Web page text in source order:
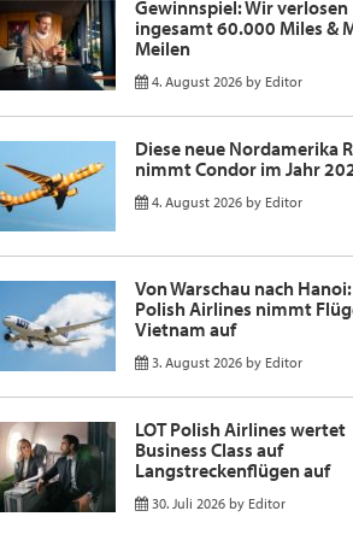
Gewinnspiel: Wir verlosen
ingesamt 60.000 Miles &
Meilen
4. August 2026 by Editor
Diese neue Nordamerika
nimmt Condor im Jahr
4. August 2026 by Editor
Von Warschau nach Hanoi:
Polish Airlines nimmt
Vietnam auf
3. August 2026 by Editor
LOT Polish Airlines wertet
Business Class auf
Langstreckenflügen auf
30. Juli 2026 by Editor